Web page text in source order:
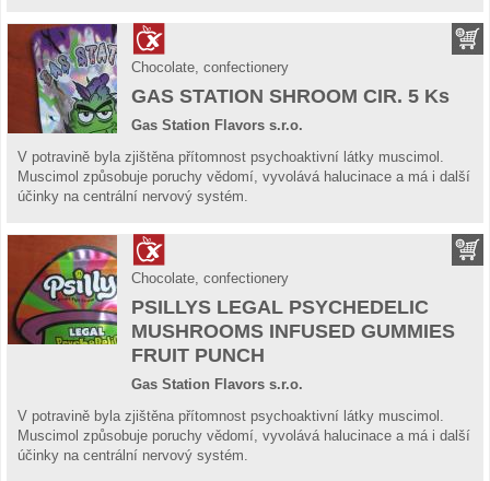
Chocolate, confectionery
GAS STATION SHROOM CIR. 5 Ks
Gas Station Flavors s.r.o.
V potravině byla zjištěna přítomnost psychoaktivní látky muscimol.
Muscimol způsobuje poruchy vědomí, vyvolává halucinace a má i další
účinky na centrální nervový systém.
Chocolate, confectionery
PSILLYS LEGAL PSYCHEDELIC
MUSHROOMS INFUSED GUMMIES
FRUIT PUNCH
Gas Station Flavors s.r.o.
V potravině byla zjištěna přítomnost psychoaktivní látky muscimol.
Muscimol způsobuje poruchy vědomí, vyvolává halucinace a má i další
účinky na centrální nervový systém.